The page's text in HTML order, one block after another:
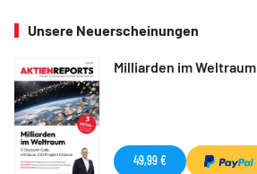
Unsere Neuerscheinungen
Milliarden im Weltraum
49,99 €